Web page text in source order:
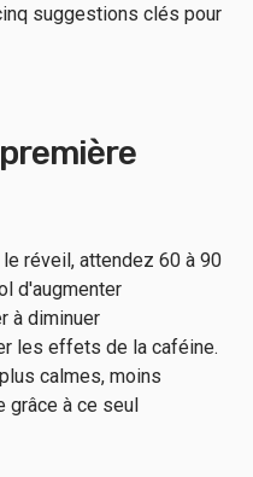
suggestions clés pour
réveil, attendez 60 à 90
d'augmenter
à diminuer
les effets de la caféine.
calmes, moins
grâce à ce seul